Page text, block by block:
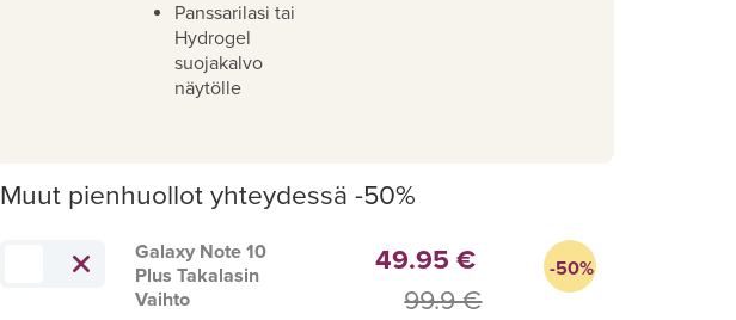
Panssarilasi tai
Hydrogel
suojakalvo
näytölle
Muut pienhuollot yhteydessä -50%
Galaxy Note 10
Plus Takalasin
Vaihto
49.95 €
99.9 €
-50%